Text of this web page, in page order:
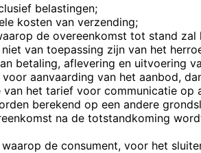
belastingen;
kosten van verzending;
de overeenkomst tot stand
van toepassing zijn van het
betaling, aflevering en uitvoering
aanvaarding van het aanbod,
van het tarief voor communicatie op
berekend op een andere
na de totstandkoming
de consument, voor het